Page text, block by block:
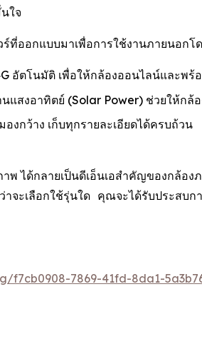
ใจ
ที่ออกแบบมาเพื่อการใช้งานภายนอกโ
อัตโนมัติ เพื่อให้กล้องออนไลน์และ
แสงอาทิตย์ (Solar Power) ช่วยให้ก
กว้าง เก็บทุกรายละเอียดได้ครบถ้วน
ได้กลายเป็นดีเอ็นเอสำคัญของกล้อง
าจะเลือกใช้รุ่นใด คุณจะได้รับประส
f7cb0908-7869-41fd-8da1-